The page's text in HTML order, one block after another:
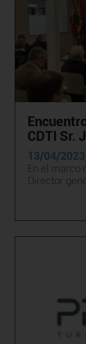
CDTI Sr.
13/04/2023
En el marco
Director